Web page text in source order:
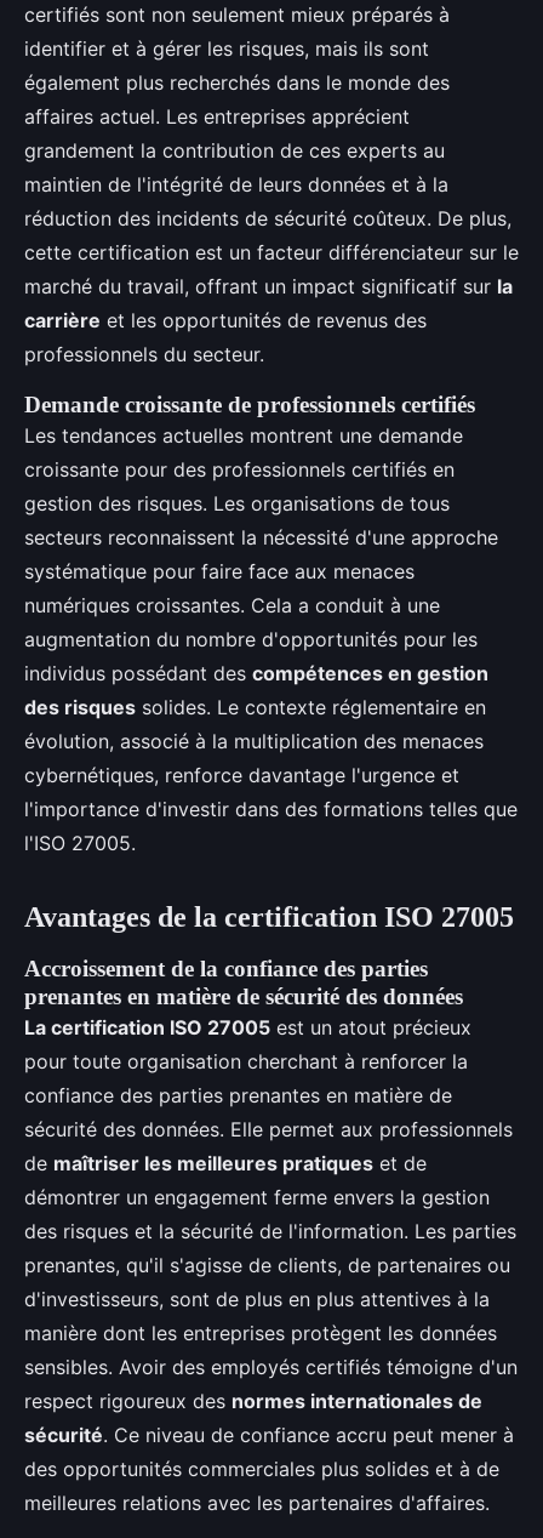
certifiés sont non seulement mieux préparés à
identifier et à gérer les risques, mais ils sont
également plus recherchés dans le monde des
affaires actuel. Les entreprises apprécient
grandement la contribution de ces experts au
maintien de l'intégrité de leurs données et à la
réduction des incidents de sécurité coûteux. De plus,
cette certification est un facteur différenciateur sur le
marché du travail, offrant un impact significatif sur la
carrière et les opportunités de revenus des
professionnels du secteur.
Demande croissante de professionnels certifiés
Les tendances actuelles montrent une demande
croissante pour des professionnels certifiés en
gestion des risques. Les organisations de tous
secteurs reconnaissent la nécessité d'une approche
systématique pour faire face aux menaces
numériques croissantes. Cela a conduit à une
augmentation du nombre d'opportunités pour les
individus possédant des compétences en gestion
des risques solides. Le contexte réglementaire en
évolution, associé à la multiplication des menaces
cybernétiques, renforce davantage l'urgence et
l'importance d'investir dans des formations telles que
l'ISO 27005.
Avantages de la certification ISO 27005
Accroissement de la confiance des parties
prenantes en matière de sécurité des données
La certification ISO 27005 est un atout précieux
pour toute organisation cherchant à renforcer la
confiance des parties prenantes en matière de
sécurité des données. Elle permet aux professionnels
de maîtriser les meilleures pratiques et de
démontrer un engagement ferme envers la gestion
des risques et la sécurité de l'information. Les parties
prenantes, qu'il s'agisse de clients, de partenaires ou
d'investisseurs, sont de plus en plus attentives à la
manière dont les entreprises protègent les données
sensibles. Avoir des employés certifiés témoigne d'un
respect rigoureux des normes internationales de
sécurité. Ce niveau de confiance accru peut mener à
des opportunités commerciales plus solides et à de
meilleures relations avec les partenaires d'affaires.